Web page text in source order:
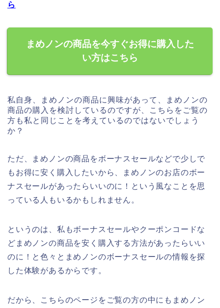
ら
まめノンの商品を今すぐお得に購入した
い方はこちら
私自身、まめノンの商品に興味があって、まめノンの
商品の購入を検討しているのですが、こちらをご覧の
方も私と同じことを考えているのではないでしょう
か？
ただ、まめノンの商品をボーナスセールなどで少しで
もお得に安く購入したいから、まめノンのお店のボー
ナスセールがあったらいいのに！という風なことを思
っている人もいるかもしれません。
というのは、私もボーナスセールやクーポンコードな
どまめノンの商品を安く購入する方法があったらいい
のに！と色々とまめノンのボーナスセールの情報を探
した体験があるからです。
だから、こちらのページをご覧の方の中にもまめノン